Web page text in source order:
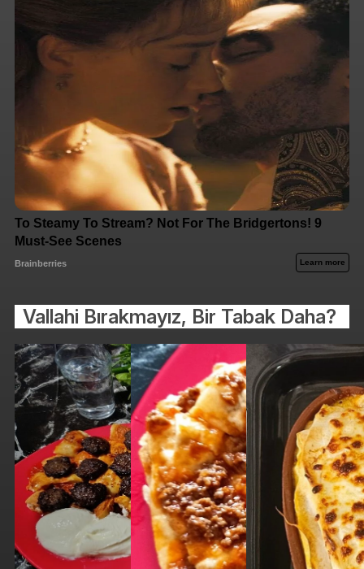
Vallahi Bırakmayız, Bir Tabak Daha?